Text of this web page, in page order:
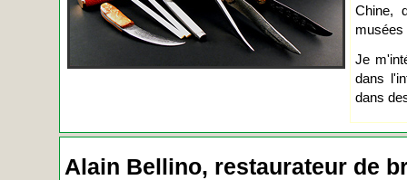
Chine,
musées
Je
dans
dans
Alain Bellino, restaurateur de